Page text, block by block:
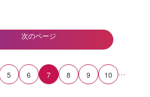
次のページ
5 6 7 8 9 10 …